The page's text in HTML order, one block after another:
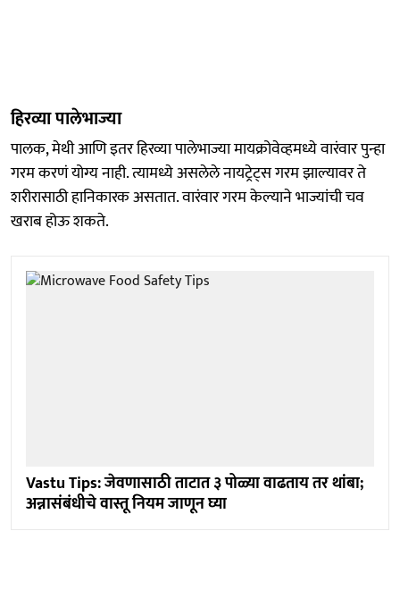
हिरव्या पालेभाज्या
पालक, मेथी आणि इतर हिरव्या पालेभाज्या मायक्रोवेव्हमध्ये वारंवार पुन्हा
गरम करणं योग्य नाही. त्यामध्ये असलेले नायट्रेट्स गरम झाल्यावर ते
शरीरासाठी हानिकारक असतात. वारंवार गरम केल्याने भाज्यांची चव
खराब होऊ शकते.
Vastu Tips: जेवणासाठी ताटात ३ पोळ्या वाढताय तर थांबा;
अन्नासंबंधीचे वास्तू नियम जाणून घ्या